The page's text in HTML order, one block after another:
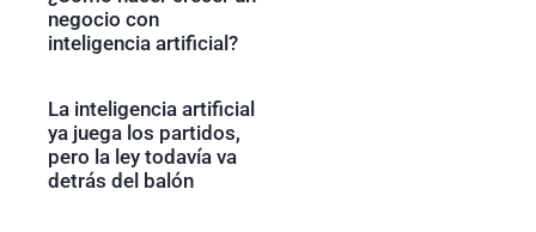
negocio con
inteligencia artificial?
La inteligencia artificial
ya juega los partidos,
pero la ley todavía va
detrás del balón